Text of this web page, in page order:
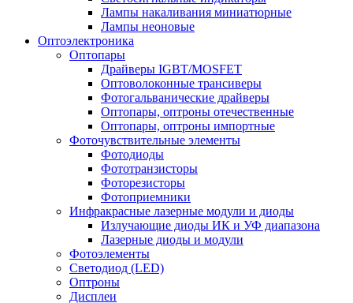
Лампы накаливания миниатюрные
Лампы неоновые
Оптоэлектроника
Оптопары
Драйверы IGBT/MOSFET
Оптоволоконные трансиверы
Фотогальванические драйверы
Оптопары, оптроны отечественные
Оптопары, оптроны импортные
Фоточувствительные элементы
Фотодиоды
Фототранзисторы
Фоторезисторы
Фотоприемники
Инфракрасные лазерные модули и диоды
Излучающие диоды ИК и УФ диапазона
Лазерные диоды и модули
Фотоэлементы
Светодиод (LED)
Оптроны
Дисплеи